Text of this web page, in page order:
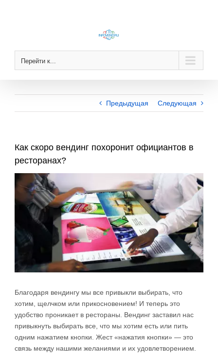
Перейти к...
Предыдущая Следующая
Как скоро вендинг похоронит официантов в
ресторанах?
Larger
Image
Благодаря вендингу мы все привыкли выбирать, что
хотим, щелчком или прикосновением! И теперь это
удобство проникает в рестораны. Вендинг заставил нас
привыкнуть выбирать все, что мы хотим есть или пить
одним нажатием кнопки. Жест «нажатия кнопки» — это
связь между нашими желаниями и их удовлетворением.